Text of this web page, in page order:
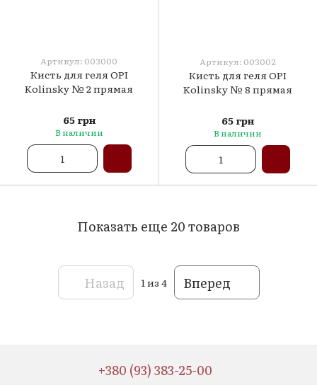
Артикул: 003000
Кисть для геля OPI
Kolinsky № 2 прямая
65 грн
В наличии
Артикул: 003002
Кисть для геля OPI
Kolinsky № 8 прямая
65 грн
В наличии
Показать еще 20 товаров
Назад 1из 4 Вперед
+380 (93) 383-25-00